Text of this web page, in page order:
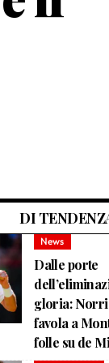
DI
News
Dalle porte
gloria:
favola a
folle su de